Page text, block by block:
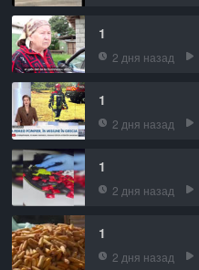
1
2 дня назад
1
2 дня назад
1
2 дня назад
1
2 дня назад